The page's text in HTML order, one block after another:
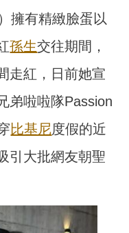
擁有精緻臉蛋以
孫生交往期間，
走紅，日前她宣
弟啦啦隊Passion
比基尼度假的近
引大批網友朝聖